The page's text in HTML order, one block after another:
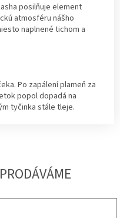
posilňuje element
atmosféru nášho
naplnené tichom a
Po zapálení plameň za
popol dopadá na
tyčinka stále tleje.